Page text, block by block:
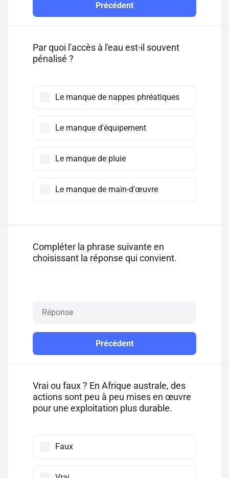
Précédent
Par quoi l'accès à l'eau est-il souvent
pénalisé ?
Le manque de nappes phréatiques
Le manque d'équipement
Le manque de pluie
Le manque de main-d'œuvre
Compléter la phrase suivante en
choisissant la réponse qui convient.
Précédent
Vrai ou faux ? En Afrique australe, des
actions sont peu à peu mises en œuvre
pour une exploitation plus durable.
Faux